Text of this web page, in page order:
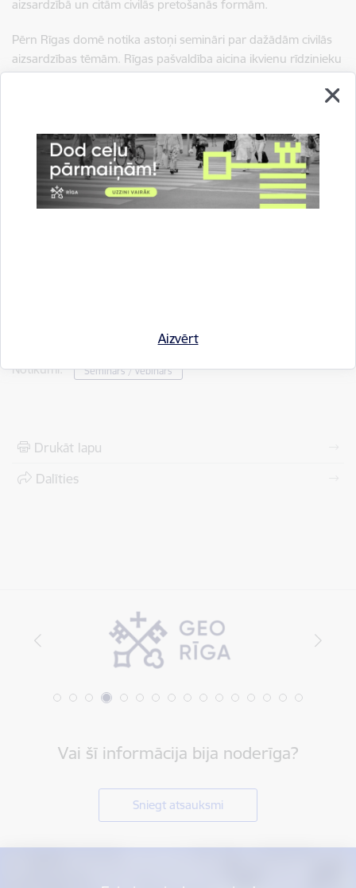
Aizvērt
aizsardzībā un citām civilās pretošanās formām.
Pērn Rīgas domē notika astoņi semināri par dažādām civilās
aizsardzības tēmām. Rīgas pašvaldība aicina ikvienu rīdzinieku
sadaļā
civilās aizsardzības plāns un dažādi citi noderīgi informatīvie
materiāli, kā rīkoties ārkārtas situācijās.
Rīdzinieki aicināti būt aktīvi, iepazīties ar
mājaslapāwww.riga.lvpieejamo informāciju, sekot līdz
Notikumi: Seminārs / vebinārs
Drukāt lapu
Dalīties
Vai šī informācija bija noderīga?
Sniegt atsauksmi